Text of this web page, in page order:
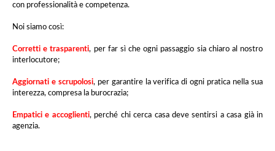
con professionalità e competenza.
Noi siamo così:
Corretti e trasparenti, per far sì che ogni passaggio sia chiaro al nostro
interlocutore;
Aggiornati e scrupolosi, per garantire la verifica di ogni pratica nella sua
interezza, compresa la burocrazia;
Empatici e accoglienti, perché chi cerca casa deve sentirsi a casa già in
agenzia.